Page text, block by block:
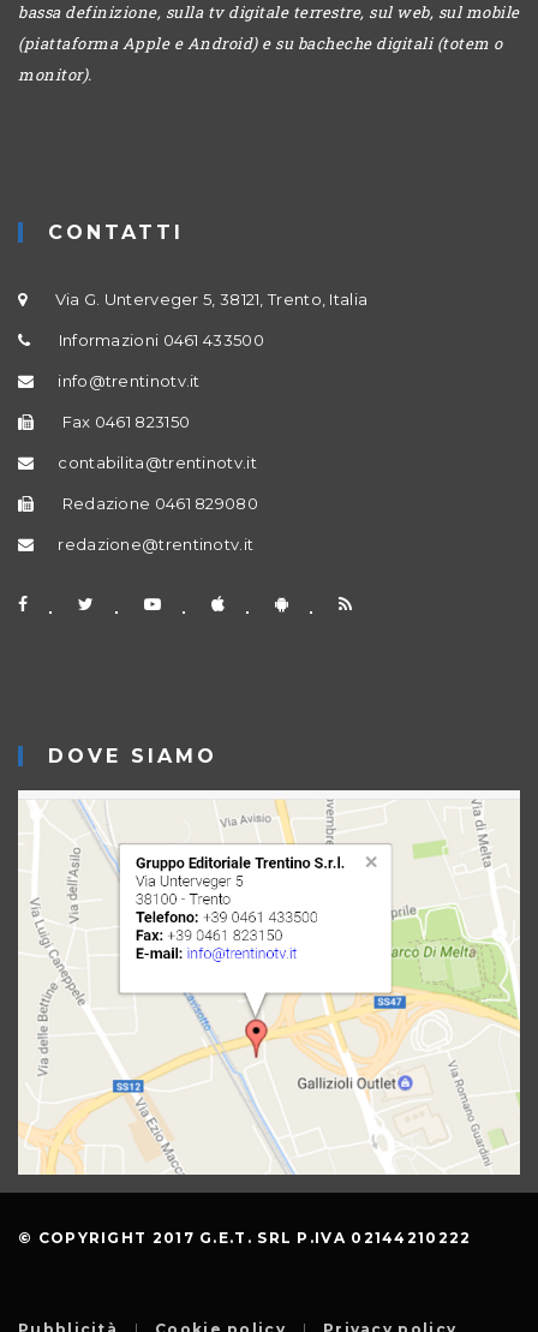
bassa definizione, sulla tv digitale terrestre, sul web, sul mobile
(piattaforma Apple e Android) e su bacheche digitali (totem o
monitor).
CONTATTI
Via G. Unterveger 5, 38121, Trento, Italia
Informazioni 0461 433500
info@trentinotv.it
Fax 0461 823150
contabilita@trentinotv.it
Redazione 0461 829080
redazione@trentinotv.it
DOVE SIAMO
© COPYRIGHT 2017 G.E.T. SRL P.IVA 02144210222